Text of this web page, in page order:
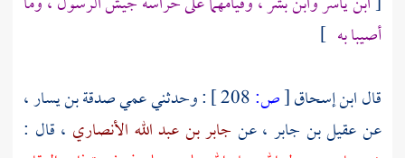
أصيبا به ]
قالابن إسحاق[ص: : وحدثني عميصدقة بن يسار،
عنعقيل بن جابر ، عن جابر بن عبد الله الأنصاري ، قال :